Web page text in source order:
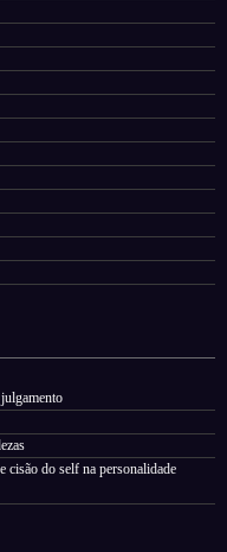
cisão do self na personalidade